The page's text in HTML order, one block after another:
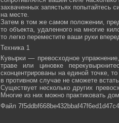
захваченных запястьях попытайтесь
на месте.
Затем в том же самом положении,
то объекта, удаленного на многие
то легко переместите ваши руки
Техника 1
Кувырки — превосходное
траве или циновке
сконцентрированы на единой точке,
в противном случае не сможете
Существует несколько других
Многие из них можно практиковать
Файл